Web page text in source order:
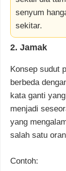
senyum
sekitar.
2. Jamak
Konsep sudut
berbeda
kata ganti
menjadi
yang
salah satu
Contoh: